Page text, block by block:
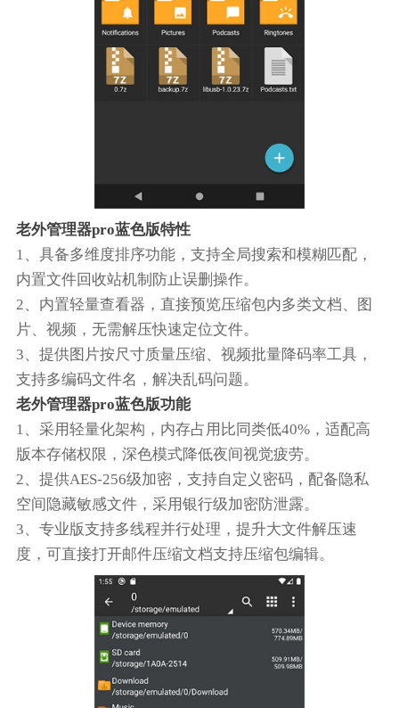
老外管理器pro蓝色版特性
1、具备多维度排序功能，支持全局搜索和模糊匹配，
内置文件回收站机制防止误删操作。
2、内置轻量查看器，直接预览压缩包内多类文档、图
片、视频，无需解压快速定位文件。
3、提供图片按尺寸质量压缩、视频批量降码率工具，
支持多编码文件名，解决乱码问题。
老外管理器pro蓝色版功能
1、采用轻量化架构，内存占用比同类低40%，适配高
版本存储权限，深色模式降低夜间视觉疲劳。
2、提供AES-256级加密，支持自定义密码，配备隐私
空间隐藏敏感文件，采用银行级加密防泄露。
3、专业版支持多线程并行处理，提升大文件解压速
度，可直接打开邮件压缩文档支持压缩包编辑。